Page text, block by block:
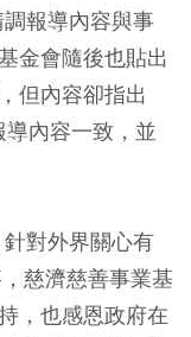
報導內容與事
金會隨後也貼出
但內容卻指出
導內容一致，並
對外界關心有
慈濟慈善事業基
，也感恩政府在